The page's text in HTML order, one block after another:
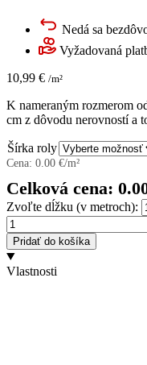
Nedá sa
Vyžadovaná
10,99 € /m²
K nameraným rozmerom
cm z dôvodu nerovností a
Šírka roly
Cena: 0.00 €/m²
Celková cena:
Zvoľte dĺžku (v metroch):
Množstvo
Pridať do košíka
Vlastnosti